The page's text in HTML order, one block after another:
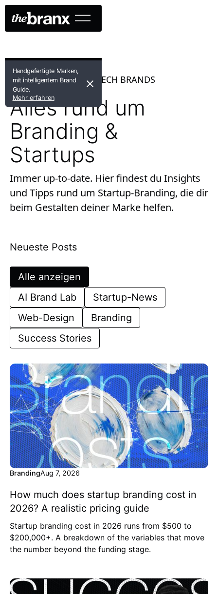
Handgefertigte Marken,
mit intelligentem Brand
Guide.
Mehr erfahren
INSPIRING BITS FOR TECH BRANDS
Alles rund um
Branding &
Startups
Immer up-to-date. Hier findest du Insights
und Tipps rund um Startup-Branding, die dir
beim Gestalten deiner Marke helfen.
Neueste Posts
Alle anzeigen
AI Brand Lab
Startup-News
Web-Design
Branding
Success Stories
BrandingAug 7, 2026
How much does startup branding cost in
2026? A realistic pricing guide
Startup branding cost in 2026 runs from $500 to
$200,000+. A breakdown of the variables that move
the number beyond the funding stage.